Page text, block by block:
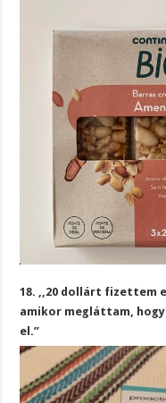
18. ,,20 dollárt fizettem
amikor megláttam,
el.”